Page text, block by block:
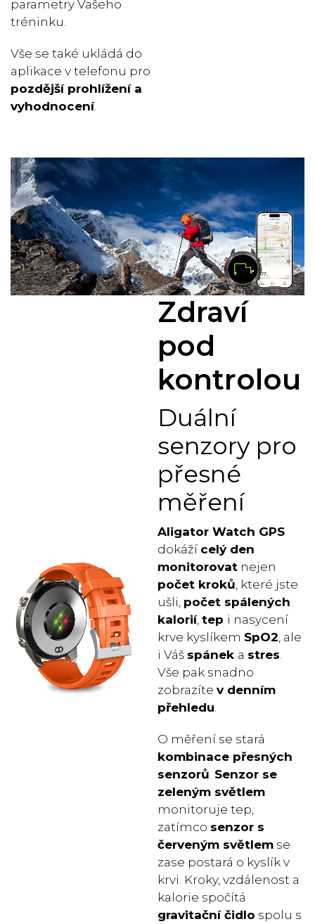
parametry Vašeho
tréninku.
Vše se také ukládá do
aplikace v telefonu pro
pozdější prohlížení a
vyhodnocení.
Zdraví
pod
kontrolou
Duální
senzory pro
přesné
měření
Aligator Watch GPS
dokáží celý den
monitorovat nejen
počet kroků , které jste
ušli, počet spálených
kalorií, tep i nasycení
krve kyslíkem SpO2 , ale
i Váš spánek a stres
Vše pak snadno
zobrazíte v denním
přehledu
O měření se stará
kombinace přesných
senzorů Senzor se
zeleným světlem
monitoruje tep,
zatímco senzor s
červeným světlem se
zase postará o kyslík v
krvi. Kroky, vzdálenost a
kalorie spočítá
gravitační čidlo spolu s